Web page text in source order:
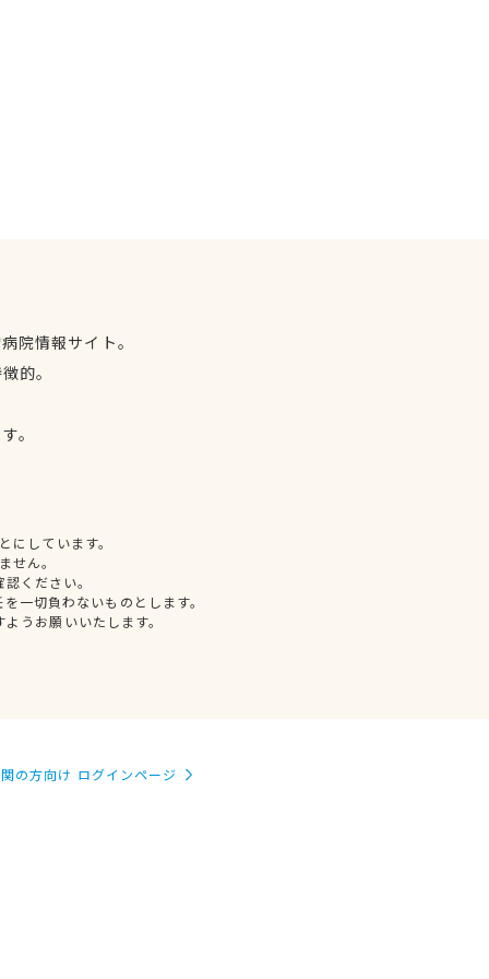
院情報サイト。
的。
。
しています。
せん。
ください。
一切負わないものとします。
うお願いいたします。
の方向け ログインページ